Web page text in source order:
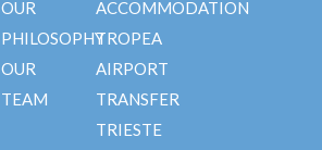
OUR
PHILOSOPHY
OUR
TEAM
ACCOMMODATION
TROPEA
AIRPORT
TRANSFER
TRIESTE